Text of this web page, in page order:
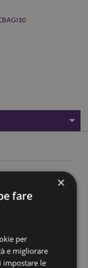
articolo non è
a mano
×
fare
per
e migliorare
impostare le